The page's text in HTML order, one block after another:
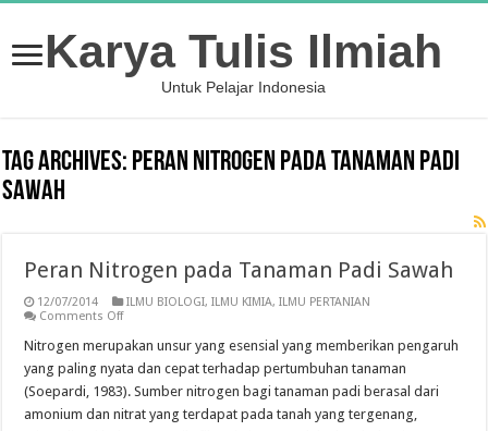
Karya Tulis Ilmiah
Untuk Pelajar Indonesia
Tag Archives: Peran Nitrogen pada Tanaman Padi
Sawah
Peran Nitrogen pada Tanaman Padi Sawah
12/07/2014 ILMU BIOLOGI,ILMU KIMIA,ILMU PERTANIAN
Comments Offon
Nitrogen
Tanaman
Padi
Sawah
Nitrogen merupakan unsur yang esensial yang memberikan pengaruh
yang paling nyata dan cepat terhadap pertumbuhan tanaman
(Soepardi, 1983). Sumber nitrogen bagi tanaman padi berasal dari
amonium dan nitrat yang terdapat pada tanah yang tergenang,